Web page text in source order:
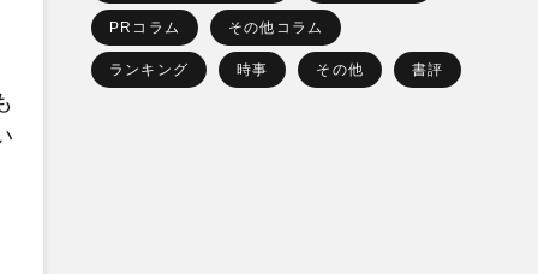
PRコラム その他コラム
ランキング 時事 その他 書評